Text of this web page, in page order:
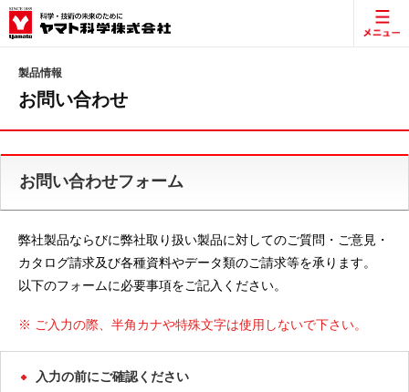
製品情報
お問い合わせ
お問い合わせフォーム
弊社製品ならびに弊社取り扱い製品に対してのご質問・ご意見・
カタログ請求及び各種資料やデータ類のご請求等を承ります。
以下のフォームに必要事項をご記入ください。
※ ご入力の際、半角カナや特殊文字は使用しないで下さい。
入力の前にご確認ください